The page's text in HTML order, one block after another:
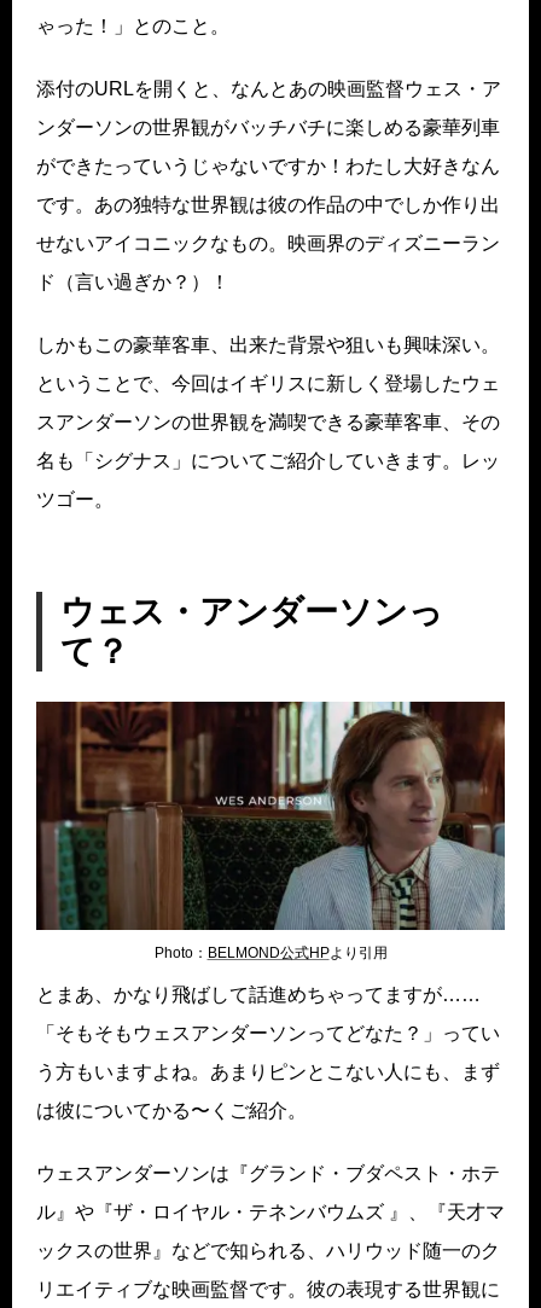
ゃった！」とのこと。
添付のURLを開くと、なんとあの映画監督ウェス・ア
ンダーソンの世界観がバッチバチに楽しめる豪華列車
ができたっていうじゃないですか！わたし大好きなん
です。あの独特な世界観は彼の作品の中でしか作り出
せないアイコニックなもの。映画界のディズニーラン
ド（言い過ぎか？）！
しかもこの豪華客車、出来た背景や狙いも興味深い。
ということで、今回はイギリスに新しく登場したウェ
スアンダーソンの世界観を満喫できる豪華客車、その
名も「シグナス」についてご紹介していきます。レッ
ツゴー。
ウェス・アンダーソンっ
て？
Photo： BELMOND公式HPより引用
とまあ、かなり飛ばして話進めちゃってますが……
「そもそもウェスアンダーソンってどなた？」ってい
う方もいますよね。あまりピンとこない人にも、まず
は彼についてかる〜くご紹介。
ウェスアンダーソンは『グランド・ブダペスト・ホテ
ル』や『ザ・ロイヤル・テネンバウムズ 』、『天才マ
ックスの世界』などで知られる、ハリウッド随一のク
リエイティブな映画監督です。彼の表現する世界観に